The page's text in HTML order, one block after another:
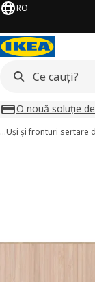
RO
O nouă soluție
…Uși și fronturi sertare